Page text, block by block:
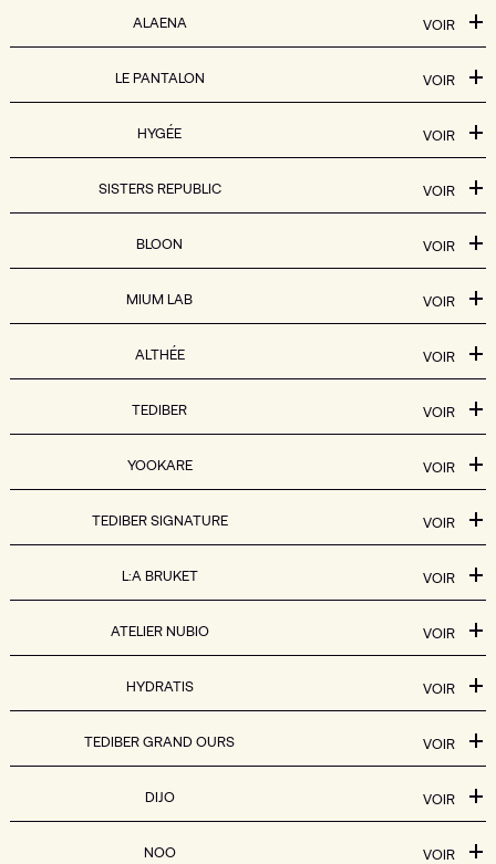
ALAENA VOIR
LE PANTALON VOIR
HYGÉE VOIR
SISTERS REPUBLIC VOIR
BLOON VOIR
MIUM LAB VOIR
ALTHÉE VOIR
TEDIBER VOIR
YOOKARE VOIR
TEDIBER SIGNATURE VOIR
L:A BRUKET VOIR
ATELIER NUBIO VOIR
HYDRATIS VOIR
TEDIBER GRAND OURS VOIR
DIJO VOIR
NOO VOIR